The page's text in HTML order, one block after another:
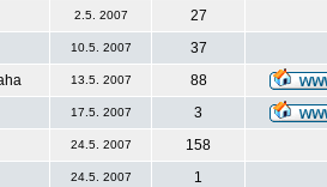
2.5. 2007
27
10.5. 2007
37
13.5. 2007
88
17.5. 2007
3
24.5. 2007
158
24.5. 2007
1